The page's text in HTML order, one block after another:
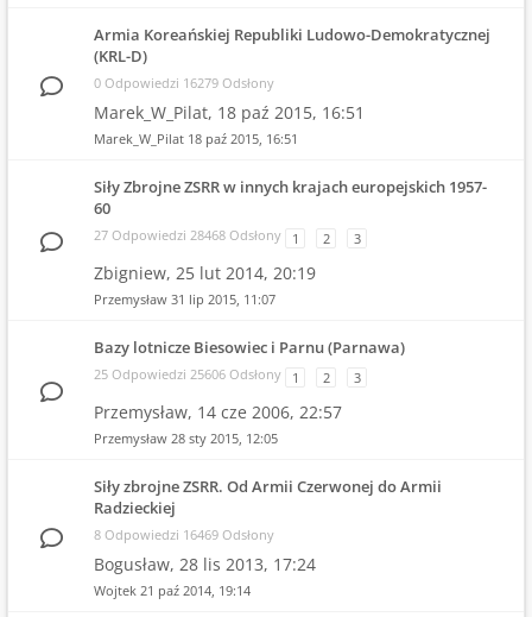
Armia Koreańskiej Republiki Ludowo-Demokratycznej
(KRL-D)
0 Odpowiedzi 16279 Odsłony
Marek_W_Pilat, 18 paź 2015, 16:51
Marek_W_Pilat 18 paź 2015, 16:51
Siły Zbrojne ZSRR w innych krajach europejskich 1957-
60
27 Odpowiedzi 28468 Odsłony 1 2 3
Zbigniew, 25 lut 2014, 20:19
Przemysław 31 lip 2015, 11:07
Bazy lotnicze Biesowiec i Parnu (Parnawa)
25 Odpowiedzi 25606 Odsłony 1 2 3
Przemysław, 14 cze 2006, 22:57
Przemysław 28 sty 2015, 12:05
Siły zbrojne ZSRR. Od Armii Czerwonej do Armii
Radzieckiej
8 Odpowiedzi 16469 Odsłony
Bogusław, 28 lis 2013, 17:24
Wojtek 21 paź 2014, 19:14